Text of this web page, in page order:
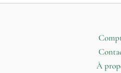
À